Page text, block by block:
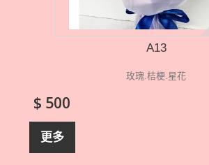
A13
玫瑰.桔梗.星花
$ 500
更多